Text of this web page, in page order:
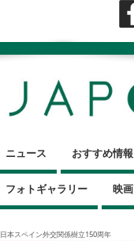
ニュース おすすめ情報
フォトギャラリー 映画
日本スペイン外交関係樹立150周年